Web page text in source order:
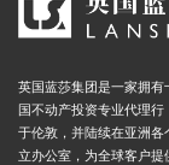
英国蓝莎集团是一家拥有
国不动产投资专业代理行
于伦敦，并陆续在亚洲各
立办公室，为全球客户提